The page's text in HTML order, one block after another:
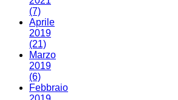
(7)
Aprile
2019
(21)
Marzo
2019
(6)
Febbraio